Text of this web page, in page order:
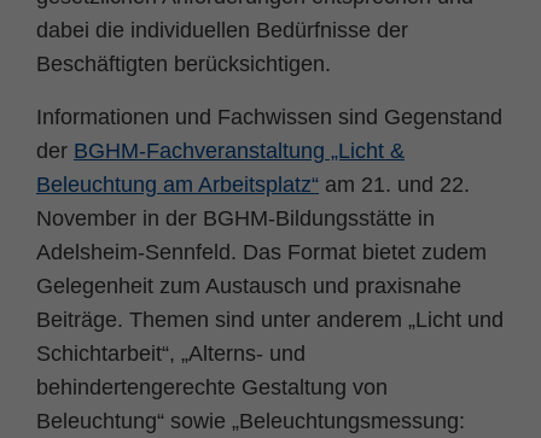
dabei die individuellen Bedürfnisse der
Beschäftigten berücksichtigen.
Informationen und Fachwissen sind Gegenstand
der BGHM-Fachveranstaltung „Licht &
Beleuchtung am Arbeitsplatz“ am 21. und 22.
November in der BGHM-Bildungsstätte in
Adelsheim-Sennfeld. Das Format bietet zudem
Gelegenheit zum Austausch und praxisnahe
Beiträge. Themen sind unter anderem „Licht und
Schichtarbeit“, „Alterns- und
behindertengerechte Gestaltung von
Beleuchtung“ sowie „Beleuchtungsmessung: